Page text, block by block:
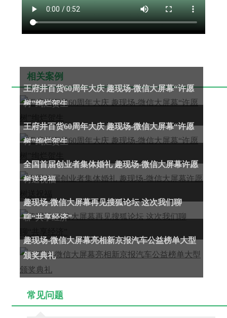
相关案例
王府井百货60周年大庆 趣现场-微信大屏幕“许愿
树”绚烂贺生
王府井百货60周年大庆 趣现场-微信大屏幕“许愿
树”绚烂贺生
全国首届创业者集体婚礼 趣现场-微信大屏幕许愿
树送祝福
趣现场-微信大屏幕再见搜狐论坛 这次我们聊
聊“共享经济”
趣现场-微信大屏幕亮相新京报汽车公益榜单大型
颁奖典礼
常见问题